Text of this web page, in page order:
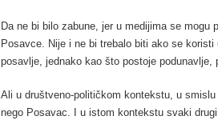
Da ne bi bilo zabune, jer u medijima se
Posavce. Nije i ne bi trebalo biti ako se
posavlje, jednako kao što postoje podunavlje,
Ali u društveno-političkom kontekstu, u
nego Posavac. I u istom kontekstu svaki